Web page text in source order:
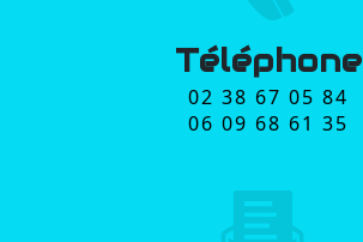
Téléphone
02 38 67 05 84
06 09 68 61 35